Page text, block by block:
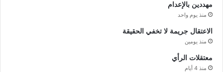
مهددين بالإعدام
منذ يوم واحد
الاعتقال جريمة لا تخفي الحقيقة
منذ يومين
معتقلات الرأي
منذ 4 أيام